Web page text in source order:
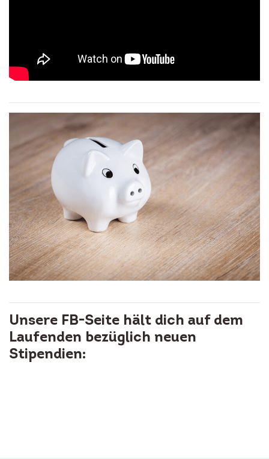
Unsere FB-Seite hält dich auf dem
Laufenden bezüglich neuen
Stipendien: